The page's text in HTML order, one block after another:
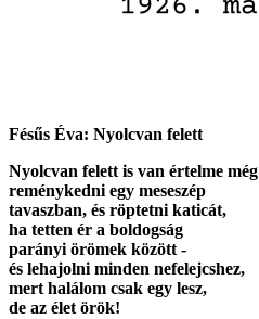
Fésűs Éva: Nyolcvan felett
Nyolcvan felett is van értelme még
reménykedni egy meseszép
tavaszban, és röptetni katicát,
ha tetten ér a boldogság
parányi örömek között -
és lehajolni minden nefelejcshez,
mert halálom csak egy lesz,
de az élet örök!